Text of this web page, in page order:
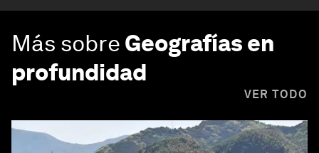
Más sobre Geografías en
profundidad
VER TODO